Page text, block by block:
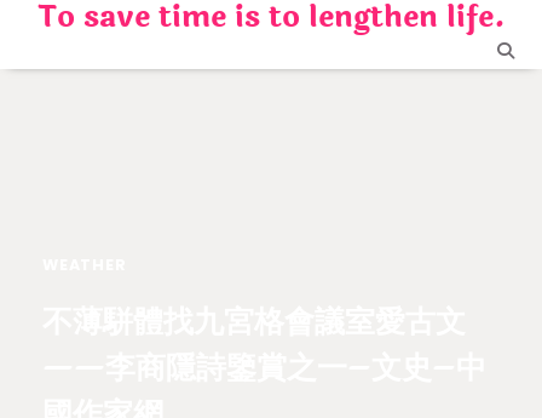
content
To save time is to lengthen life.